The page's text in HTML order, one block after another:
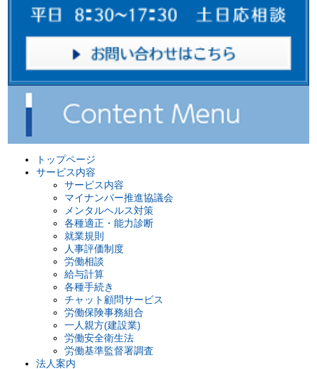
トップページ
サービス内容
サービス内容
マイナンバー推進協議会
メンタルヘルス対策
各種適正・能力診断
就業規則
人事評価制度
労働相談
給与計算
各種手続き
チャット顧問サービス
労働保険事務組合
一人親方(建設業)
労働安全衛生法
労働基準監督署調査
法人案内